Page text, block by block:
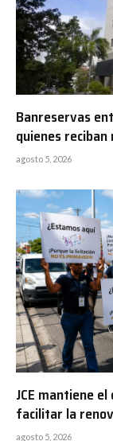
Banreservas
quienes
agosto 5, 2026
JCE mantiene
facilitar la
agosto 5, 2026